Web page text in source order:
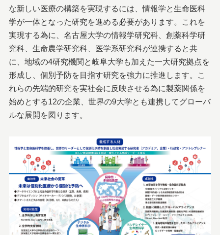
な新しい医療の構築を実現するには、情報学と生命医科
学が一体となった研究を進める必要があります。これを
実現する為に、名古屋大学の情報学研究科、創薬科学研
究科、生命農学研究科、医学系研究科が連携すると共
に、地域の4研究機関と岐阜大学も加えた一大研究拠点を
形成し、個別予防を目指す研究を強力に推進します。こ
れらの先端的研究を実社会に反映させる為に製薬関係を
始めとする12の企業、世界の9大学とも連携してグローバ
ルな展開を図ります。